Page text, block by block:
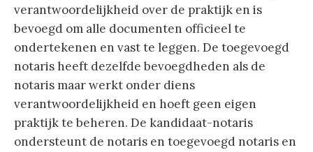
verantwoordelijkheid over de praktijk en is
bevoegd om alle documenten officieel te
ondertekenen en vast te leggen. De toegevoegd
notaris heeft dezelfde bevoegdheden als de
notaris maar werkt onder diens
verantwoordelijkheid en hoeft geen eigen
praktijk te beheren. De kandidaat-notaris
ondersteunt de notaris en toegevoegd notaris en